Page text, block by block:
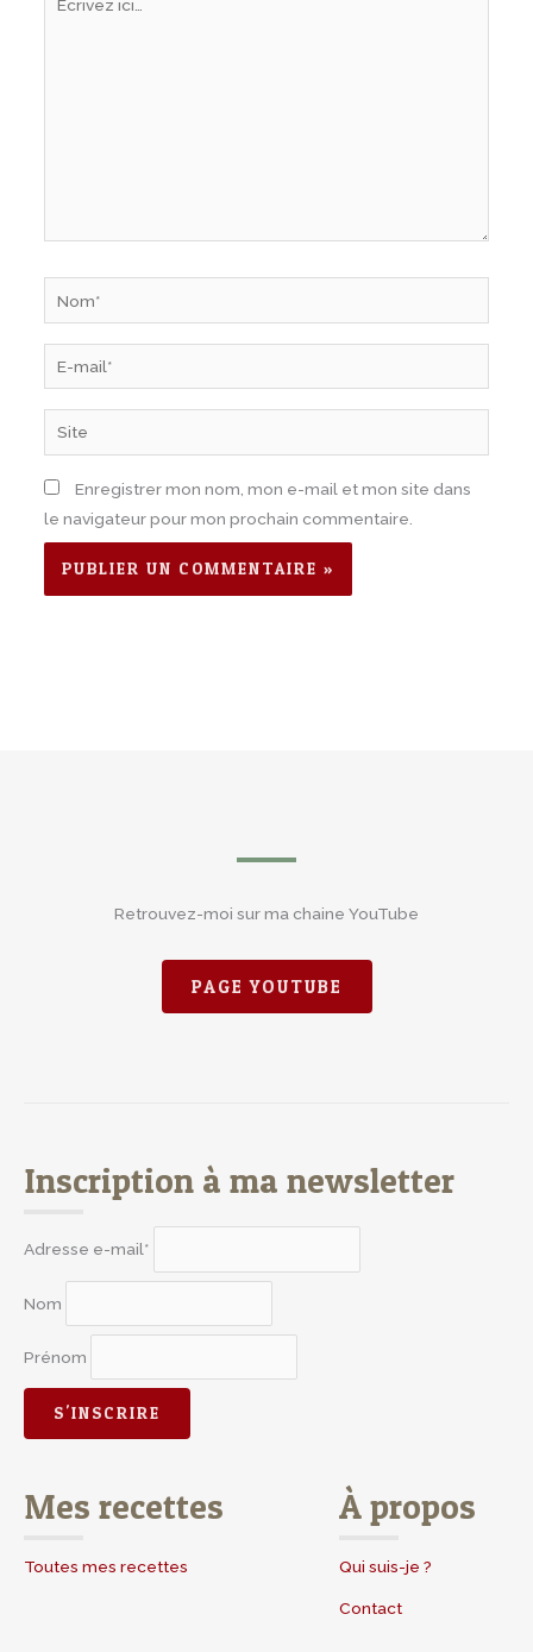
mail*
Site
Enregistrer mon nom, mon e-mail et mon site dans
le navigateur pour mon prochain commentaire.
Retrouvez-moi sur ma chaine YouTube
PAGE YOUTUBE
Inscription à ma newsletter
Adresse e-mail*
Nom
Prénom
Mes recettes
Toutes mes recettes
À propos
Qui suis-je ?
Contact